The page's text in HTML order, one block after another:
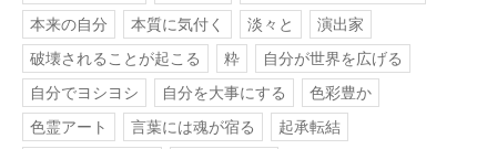
本来の自分
本質に気付く 淡々と
演出家
破壊されることが起こる
粋
自分が世界を広げる
自分でヨシヨシ
自分を大事にする
色彩豊か
色霊アート
言葉には魂が宿る
起承転結